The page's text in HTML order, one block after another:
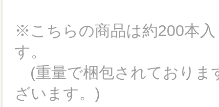
※こちらの商品は約200本
す。
(重量で梱包されておりま
ざいます。)